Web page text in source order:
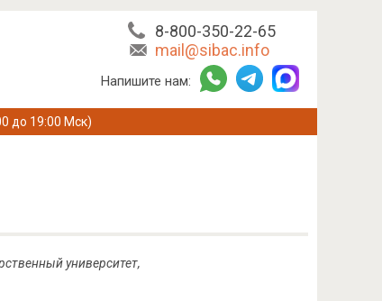
8-800-350-22-65
mail@sibac.info
Напишите нам:
до 19:00 Мск)
университет,